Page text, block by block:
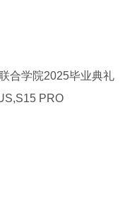
合学院2025毕业典礼
PRO